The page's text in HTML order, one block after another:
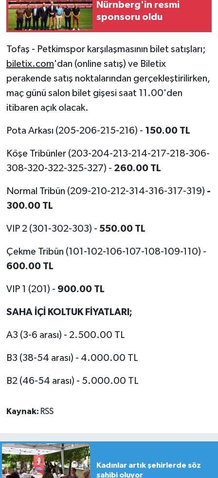
Nürnberg'in resmi
sponsoru oldu
Tofaş - Petkimspor karşılaşmasının bilet satışları;
biletix.com'dan (online satış) ve Biletix
perakende satış noktalarından gerçekleştirilirken,
maç günü salon bilet gişesi saat 11.00'den
itibaren açık olacak.
Pota Arkası (205-206-215-216) - 150.00 TL
Köşe Tribünler (203-204-213-214-217-218-306-
308-320-322-325-327) - 260.00 TL
Normal Tribün (209-210-212-314-316-317-319) -
300.00 TL
VIP 2 (301-302-303) - 550.00 TL
Çekme Tribün (101-102-106-107-108-109-110) -
600.00 TL
VIP 1 (201) - 900.00 TL
SAHA İÇİ KOLTUK FİYATLARI;
A3 (3-6 arası) - 2.500.00 TL
B3 (38-54 arası) - 4.000.00 TL
B2 (46-54 arası) - 5.000.00 TL
Kaynak: RSS
Kadınlar artık şehirlerde söz
sahibi oluyor